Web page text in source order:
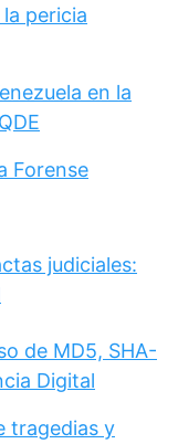
pericia
en la
Forense
judiciales:
de MD5, SHA-
Digital
tragedias y